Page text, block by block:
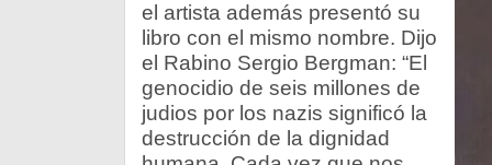
el artista además presentó su
libro con el mismo nombre. Dijo
el Rabino Sergio Bergman: “El
genocidio de seis millones de
judios por los nazis significó la
destrucción de la dignidad